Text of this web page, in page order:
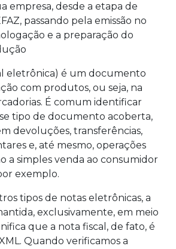
empresa, desde a etapa de
passando pela emissão no
e a preparação do
eletrônica) é um documento
com produtos, ou seja, na
É comum identificar
tipo de documento acoberta,
devoluções, transferências,
e, até mesmo, operações
a simples venda ao consumidor
exemplo.
tipos de notas eletrônicas, a
exclusivamente, em meio
que a nota fiscal, de fato, é
Quando verificamos a